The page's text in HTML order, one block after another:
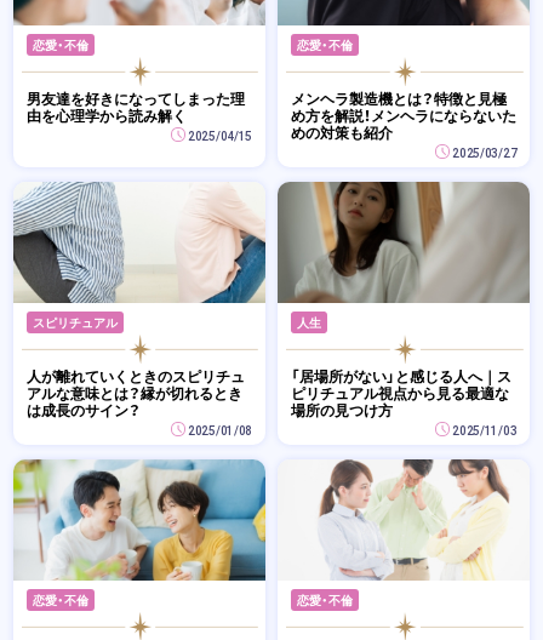
恋愛・不倫
男友達を好きになってしまった理
由を心理学から読み解く
2025/04/15
恋愛・不倫
メンヘラ製造機とは？特徴と見極
め方を解説！メンヘラにならないた
めの対策も紹介
2025/03/27
スピリチュアル
人が離れていくときのスピリチュ
アルな意味とは？縁が切れるとき
は成長のサイン？
2025/01/08
人生
「居場所がない」と感じる人へ｜ス
ピリチュアル視点から見る最適な
場所の見つけ方
2025/11/03
恋愛・不倫 恋愛・不倫